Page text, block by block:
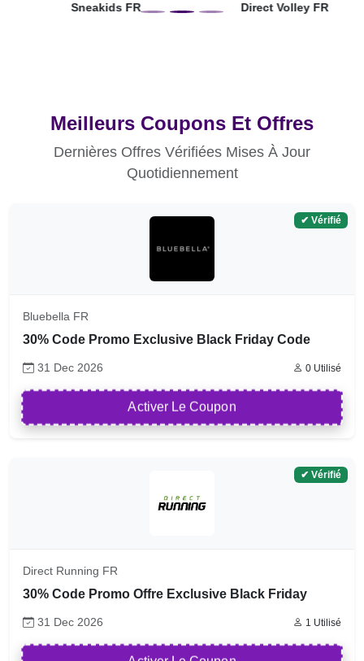
Sneakids FR Direct Volley FR
Meilleurs Coupons Et Offres
Dernières Offres Vérifiées Mises À Jour
Quotidiennement
✔ Vérifié
Bluebella FR
30% Code Promo Exclusive Black Friday Code
31 Dec 2026 0 Utilisé
Activer Le Coupon
✔ Vérifié
Direct Running FR
30% Code Promo Offre Exclusive Black Friday
31 Dec 2026 1 Utilisé